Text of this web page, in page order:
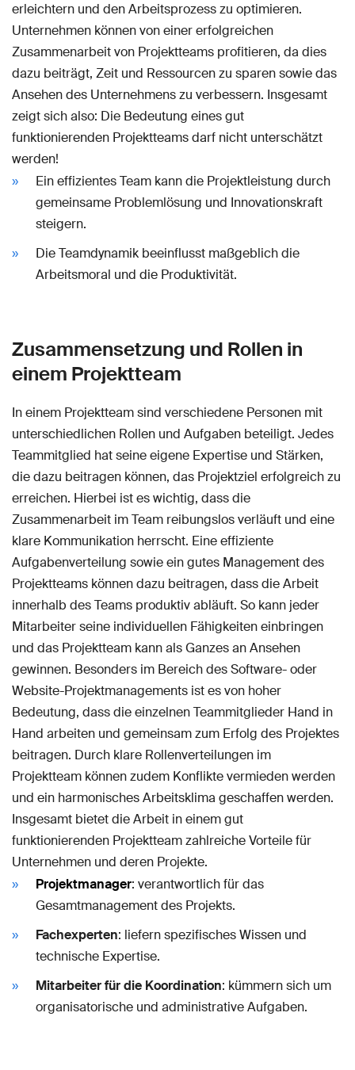
erleichtern und den Arbeitsprozess zu optimieren.
Unternehmen können von einer erfolgreichen
Zusammenarbeit von Projektteams profitieren, da dies
dazu beiträgt, Zeit und Ressourcen zu sparen sowie das
Ansehen des Unternehmens zu verbessern. Insgesamt
zeigt sich also: Die Bedeutung eines gut
funktionierenden Projektteams darf nicht unterschätzt
werden!
Ein effizientes Team kann die Projektleistung durch
gemeinsame Problemlösung und Innovationskraft
steigern.
Die Teamdynamik beeinflusst maßgeblich die
Arbeitsmoral und die Produktivität.
Zusammensetzung und Rollen in
einem Projektteam
In einem Projektteam sind verschiedene Personen mit
unterschiedlichen Rollen und Aufgaben beteiligt. Jedes
Teammitglied hat seine eigene Expertise und Stärken,
die dazu beitragen können, das Projektziel erfolgreich zu
erreichen. Hierbei ist es wichtig, dass die
Zusammenarbeit im Team reibungslos verläuft und eine
klare Kommunikation herrscht. Eine effiziente
Aufgabenverteilung sowie ein gutes Management des
Projektteams können dazu beitragen, dass die Arbeit
innerhalb des Teams produktiv abläuft. So kann jeder
Mitarbeiter seine individuellen Fähigkeiten einbringen
und das Projektteam kann als Ganzes an Ansehen
gewinnen. Besonders im Bereich des Software- oder
Website-Projektmanagements ist es von hoher
Bedeutung, dass die einzelnen Teammitglieder Hand in
Hand arbeiten und gemeinsam zum Erfolg des Projektes
beitragen. Durch klare Rollenverteilungen im
Projektteam können zudem Konflikte vermieden werden
und ein harmonisches Arbeitsklima geschaffen werden.
Insgesamt bietet die Arbeit in einem gut
funktionierenden Projektteam zahlreiche Vorteile für
Unternehmen und deren Projekte.
Projektmanager: verantwortlich für das
Gesamtmanagement des Projekts.
Fachexperten: liefern spezifisches Wissen und
technische Expertise.
Mitarbeiter für die Koordination: kümmern sich um
organisatorische und administrative Aufgaben.